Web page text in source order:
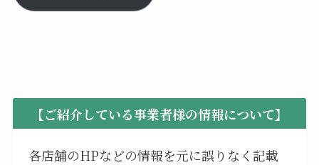
【ご紹介している事業者様の情報について】
各店舗のHPなどの情報を元に誤りなく記載